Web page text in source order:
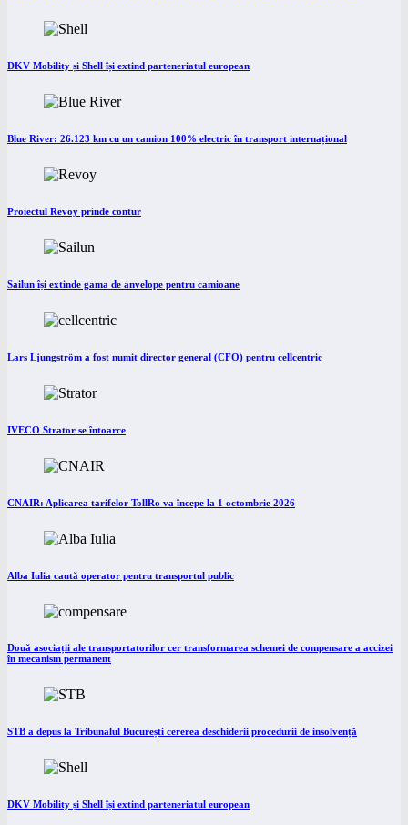
DKV Mobility și Shell își extind parteneriatul european
Blue River: 26.123 km cu un camion 100% electric în transport internațional
Proiectul Revoy prinde contur
Sailun își extinde gama de anvelope pentru camioane
Lars Ljungström a fost numit director general (CFO) pentru cellcentric
IVECO Strator se întoarce
CNAIR: Aplicarea tarifelor TollRo va începe la 1 octombrie 2026
Alba Iulia caută operator pentru transportul public
Două asociații ale transportatorilor cer transformarea schemei de compensare a accizei
în mecanism permanent
STB a depus la Tribunalul București cererea deschiderii procedurii de insolvență
DKV Mobility și Shell își extind parteneriatul european